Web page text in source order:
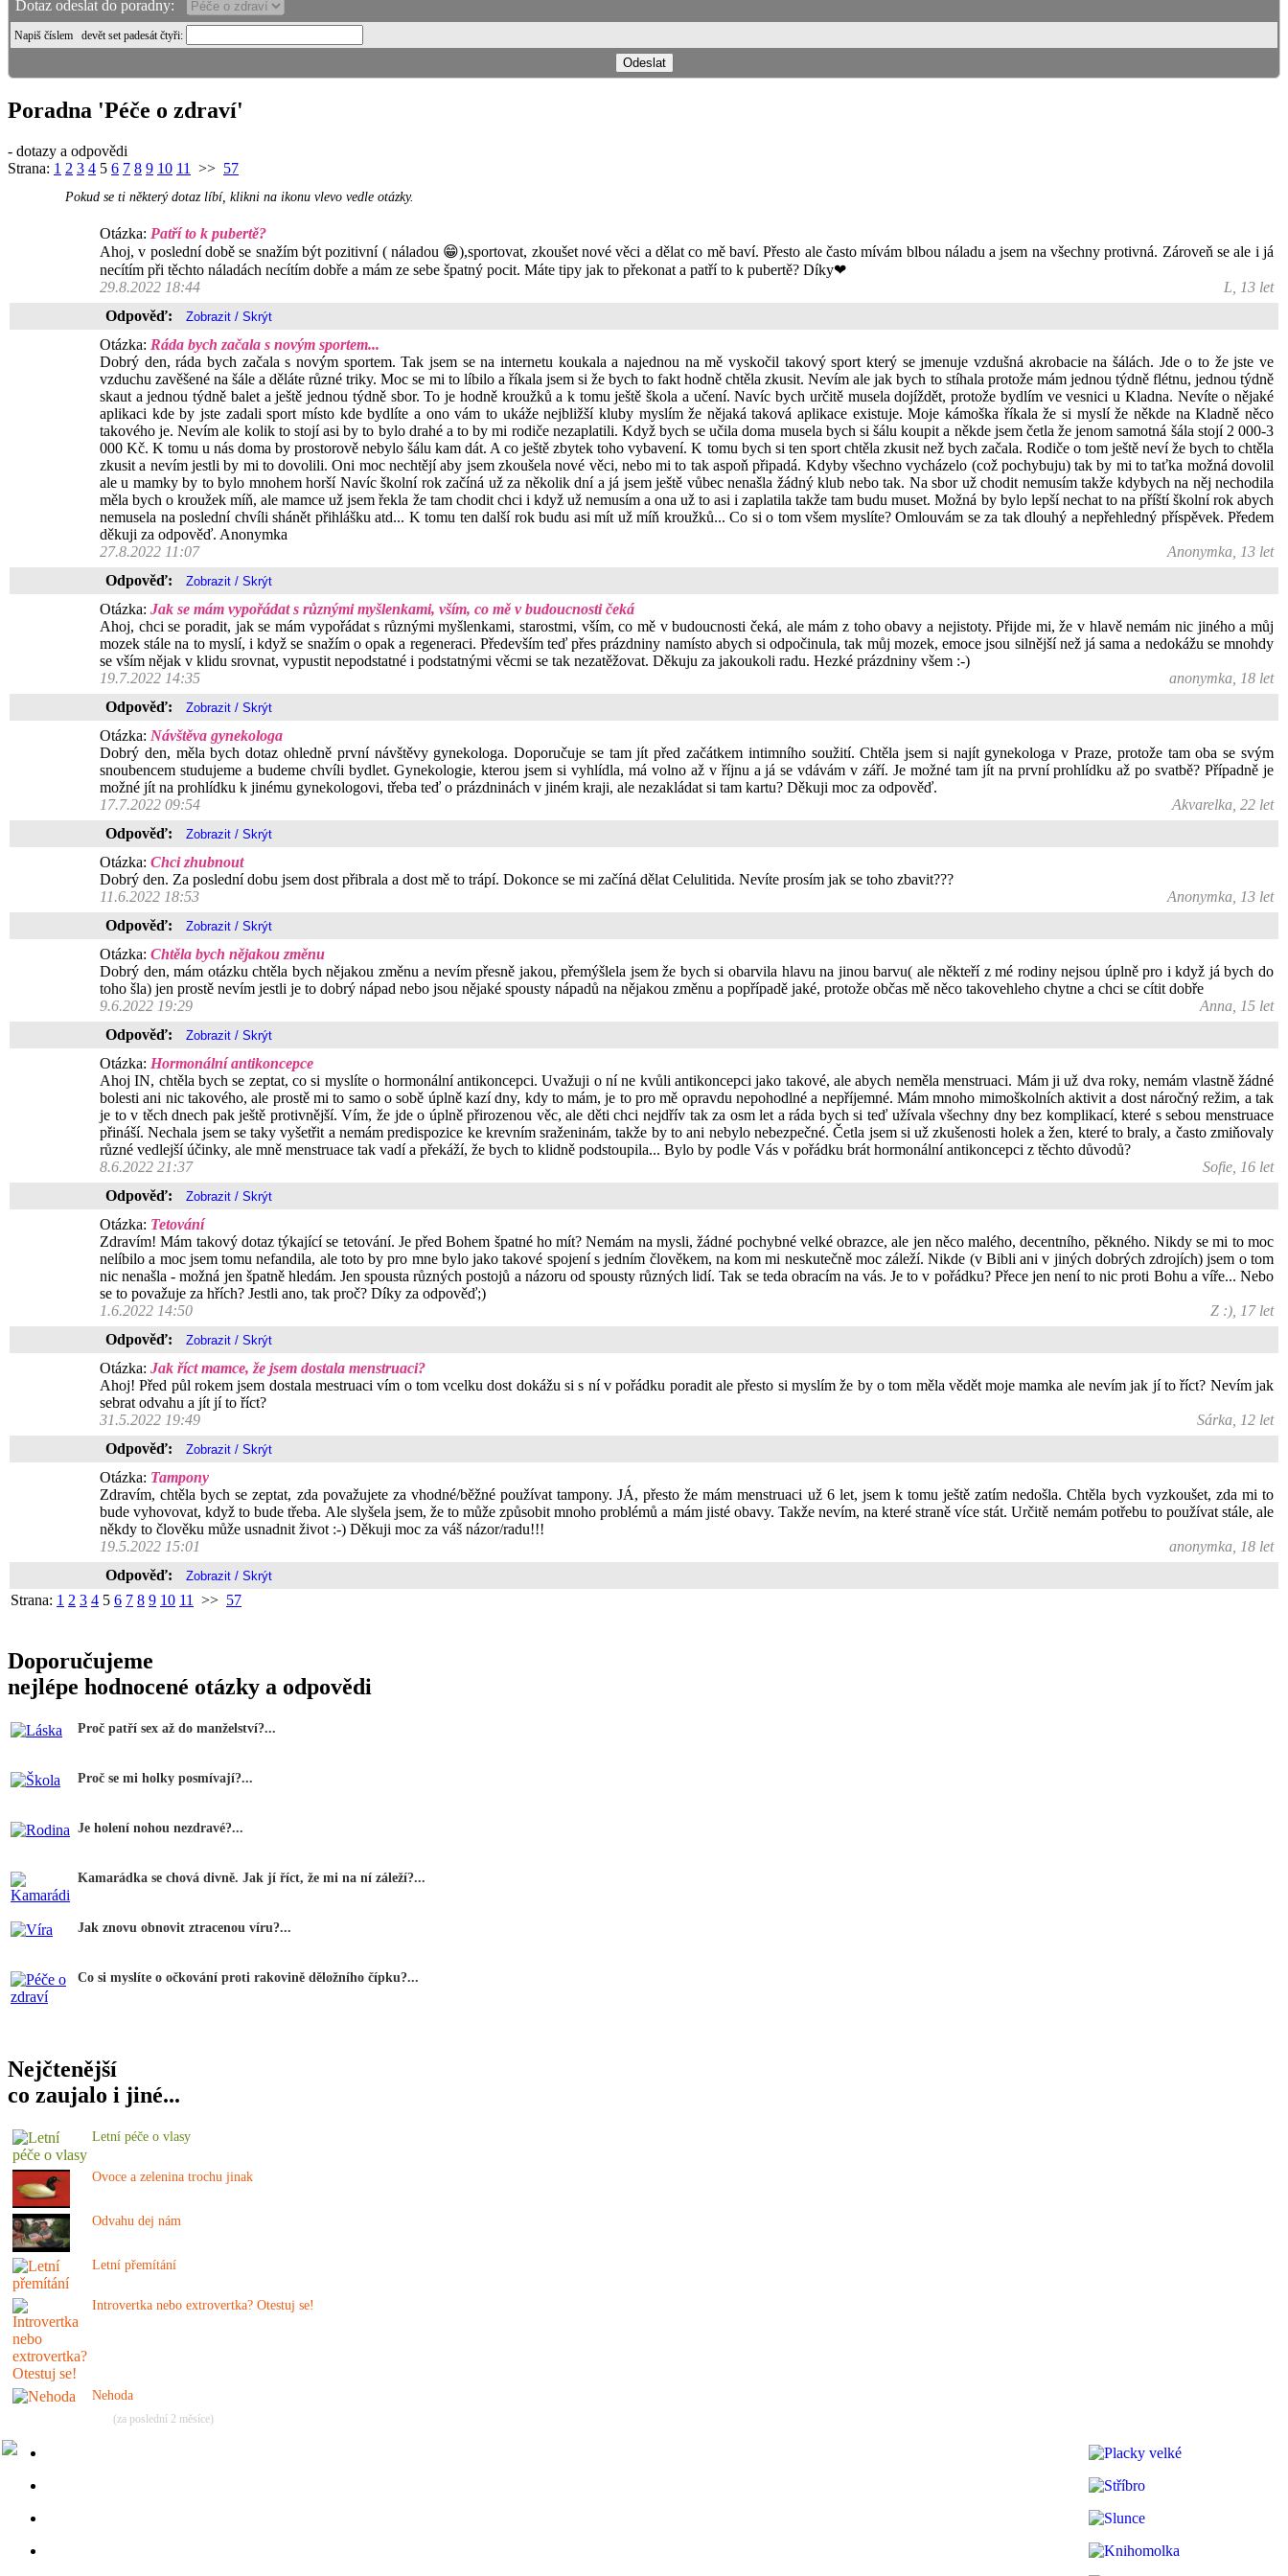
Dotaz odeslat do poradny:
Napiš číslem devět set padesát čtyři:
Poradna 'Péče o zdraví'
- dotazy a odpovědi
Strana: 1 2 3 4 5 6 7 8 9 10 11 >> 57
Pokud se ti některý dotaz líbí, klikni na ikonu vlevo vedle otázky.
Otázka: Patří to k pubertě?
Ahoj, v poslední době se snažím být pozitivní ( náladou 😁),sportovat, zkoušet nové věci a dělat co mě baví. Přesto ale často mívám blbou náladu a jsem na všechny protivná. Zároveň se ale i já
necítím při těchto náladách necítím dobře a mám ze sebe špatný pocit. Máte tipy jak to překonat a patří to k pubertě? Díky❤
29.8.2022 18:44
L, 13 let
Odpověď:
Otázka: Ráda bych začala s novým sportem...
Dobrý den, ráda bych začala s novým sportem. Tak jsem se na internetu koukala a najednou na mě vyskočil takový sport který se jmenuje vzdušná akrobacie na šálách. Jde o to že jste ve
vzduchu zavěšené na šále a děláte různé triky. Moc se mi to líbilo a říkala jsem si že bych to fakt hodně chtěla zkusit. Nevím ale jak bych to stíhala protože mám jednou týdně flétnu, jednou týdně
skaut a jednou týdně balet a ještě jednou týdně sbor. To je hodně kroužků a k tomu ještě škola a učení. Navíc bych určitě musela dojíždět, protože bydlím ve vesnici u Kladna. Nevíte o nějaké
aplikaci kde by jste zadali sport místo kde bydlíte a ono vám to ukáže nejbližší kluby myslím že nějaká taková aplikace existuje. Moje kámoška říkala že si myslí že někde na Kladně něco
takového je. Nevím ale kolik to stojí asi by to bylo drahé a to by mi rodiče nezaplatili. Když bych se učila doma musela bych si šálu koupit a někde jsem četla že jenom samotná šála stojí 2 000-3
000 Kč. K tomu u nás doma by prostorově nebylo šálu kam dát. A co ještě zbytek toho vybavení. K tomu bych si ten sport chtěla zkusit než bych začala. Rodiče o tom ještě neví že bych to chtěla
zkusit a nevím jestli by mi to dovolili. Oni moc nechtějí aby jsem zkoušela nové věci, nebo mi to tak aspoň připadá. Kdyby všechno vycházelo (což pochybuju) tak by mi to taťka možná dovolil
ale u mamky by to bylo mnohem horší Navíc školní rok začíná už za několik dní a já jsem ještě vůbec nenašla žádný klub nebo tak. Na sbor už chodit nemusím takže kdybych na něj nechodila
měla bych o kroužek míň, ale mamce už jsem řekla že tam chodit chci i když už nemusím a ona už to asi i zaplatila takže tam budu muset. Možná by bylo lepší nechat to na příští školní rok abych
nemusela na poslední chvíli shánět přihlášku atd... K tomu ten další rok budu asi mít už míň kroužků... Co si o tom všem myslíte? Omlouvám se za tak dlouhý a nepřehledný příspěvek. Předem
děkuji za odpověď. Anonymka
27.8.2022 11:07
Anonymka, 13 let
Odpověď:
Otázka: Jak se mám vypořádat s různými myšlenkami, vším, co mě v budoucnosti čeká
Ahoj, chci se poradit, jak se mám vypořádat s různými myšlenkami, starostmi, vším, co mě v budoucnosti čeká, ale mám z toho obavy a nejistoty. Přijde mi, že v hlavě nemám nic jiného a můj
mozek stále na to myslí, i když se snažím o opak a regeneraci. Především teď přes prázdniny namísto abych si odpočinula, tak můj mozek, emoce jsou silnější než já sama a nedokážu se mnohdy
se vším nějak v klidu srovnat, vypustit nepodstatné i podstatnými věcmi se tak nezatěžovat. Děkuju za jakoukoli radu. Hezké prázdniny všem :-)
19.7.2022 14:35
anonymka, 18 let
Odpověď:
Otázka: Návštěva gynekologa
Dobrý den, měla bych dotaz ohledně první návštěvy gynekologa. Doporučuje se tam jít před začátkem intimního soužití. Chtěla jsem si najít gynekologa v Praze, protože tam oba se svým
snoubencem studujeme a budeme chvíli bydlet. Gynekologie, kterou jsem si vyhlídla, má volno až v říjnu a já se vdávám v září. Je možné tam jít na první prohlídku až po svatbě? Případně je
možné jít na prohlídku k jinému gynekologovi, třeba teď o prázdninách v jiném kraji, ale nezakládat si tam kartu? Děkuji moc za odpověď.
17.7.2022 09:54
Akvarelka, 22 let
Odpověď:
Otázka: Chci zhubnout
Dobrý den. Za poslední dobu jsem dost přibrala a dost mě to trápí. Dokonce se mi začíná dělat Celulitida. Nevíte prosím jak se toho zbavit???
11.6.2022 18:53
Anonymka, 13 let
Odpověď:
Otázka: Chtěla bych nějakou změnu
Dobrý den, mám otázku chtěla bych nějakou změnu a nevím přesně jakou, přemýšlela jsem že bych si obarvila hlavu na jinou barvu( ale někteří z mé rodiny nejsou úplně pro i když já bych do
toho šla) jen prostě nevím jestli je to dobrý nápad nebo jsou nějaké spousty nápadů na nějakou změnu a popřípadě jaké, protože občas mě něco takovehleho chytne a chci se cítit dobře
9.6.2022 19:29
Anna, 15 let
Odpověď:
Otázka: Hormonální antikoncepce
Ahoj IN, chtěla bych se zeptat, co si myslíte o hormonální antikoncepci. Uvažuji o ní ne kvůli antikoncepci jako takové, ale abych neměla menstruaci. Mám ji už dva roky, nemám vlastně žádné
bolesti ani nic takového, ale prostě mi to samo o sobě úplně kazí dny, kdy to mám, je to pro mě opravdu nepohodlné a nepříjemné. Mám mnoho mimoškolních aktivit a dost náročný režim, a tak
je to v těch dnech pak ještě protivnější. Vím, že jde o úplně přirozenou věc, ale děti chci nejdřív tak za osm let a ráda bych si teď užívala všechny dny bez komplikací, které s sebou menstruace
přináší. Nechala jsem se taky vyšetřit a nemám predispozice ke krevním sraženinám, takže by to ani nebylo nebezpečné. Četla jsem si už zkušenosti holek a žen, které to braly, a často zmiňovaly
různé vedlejší účinky, ale mně menstruace tak vadí a překáží, že bych to klidně podstoupila... Bylo by podle Vás v pořádku brát hormonální antikoncepci z těchto důvodů?
8.6.2022 21:37
Sofie, 16 let
Odpověď:
Otázka: Tetování
Zdravím! Mám takový dotaz týkající se tetování. Je před Bohem špatné ho mít? Nemám na mysli, žádné pochybné velké obrazce, ale jen něco malého, decentního, pěkného. Nikdy se mi to moc
nelíbilo a moc jsem tomu nefandila, ale toto by pro mne bylo jako takové spojení s jedním člověkem, na kom mi neskutečně moc záleží. Nikde (v Bibli ani v jiných dobrých zdrojích) jsem o tom
nic nenašla - možná jen špatně hledám. Jen spousta různých postojů a názoru od spousty různých lidí. Tak se teda obracím na vás. Je to v pořádku? Přece jen není to nic proti Bohu a víře... Nebo
se to považuje za hřích? Jestli ano, tak proč? Díky za odpověď;)
1.6.2022 14:50
Z :), 17 let
Odpověď:
Otázka: Jak říct mamce, že jsem dostala menstruaci?
Ahoj! Před půl rokem jsem dostala mestruaci vím o tom vcelku dost dokážu si s ní v pořádku poradit ale přesto si myslím že by o tom měla vědět moje mamka ale nevím jak jí to říct? Nevím jak
sebrat odvahu a jít jí to říct?
31.5.2022 19:49
Sárka, 12 let
Odpověď:
Otázka: Tampony
Zdravím, chtěla bych se zeptat, zda považujete za vhodné/běžné používat tampony. JÁ, přesto že mám menstruaci už 6 let, jsem k tomu ještě zatím nedošla. Chtěla bych vyzkoušet, zda mi to
bude vyhovovat, když to bude třeba. Ale slyšela jsem, že to může způsobit mnoho problémů a mám jisté obavy. Takže nevím, na které straně více stát. Určitě nemám potřebu to používat stále, ale
někdy to člověku může usnadnit život :-) Děkuji moc za váš názor/radu!!!
19.5.2022 15:01
anonymka, 18 let
Odpověď:
Strana: 1 2 3 4 5 6 7 8 9 10 11 >> 57
Doporučujeme
nejlépe hodnocené otázky a odpovědi
Proč patří sex až do manželství?...
Proč se mi holky posmívají?...
Je holení nohou nezdravé?...
Kamarádka se chová divně. Jak jí říct, že mi na ní záleží?...
Jak znovu obnovit ztracenou víru?...
Co si myslíte o očkování proti rakovině děložního čípku?...
Nejčtenější
co zaujalo i jiné...
Letní péče o vlasy
Ovoce a zelenina trochu jinak
Odvahu dej nám
Letní přemítání
Introvertka nebo extrovertka? Otestuj se!
Nehoda
(za poslední 2 měsíce)